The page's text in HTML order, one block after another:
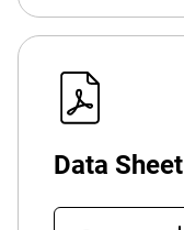
Data Sheet